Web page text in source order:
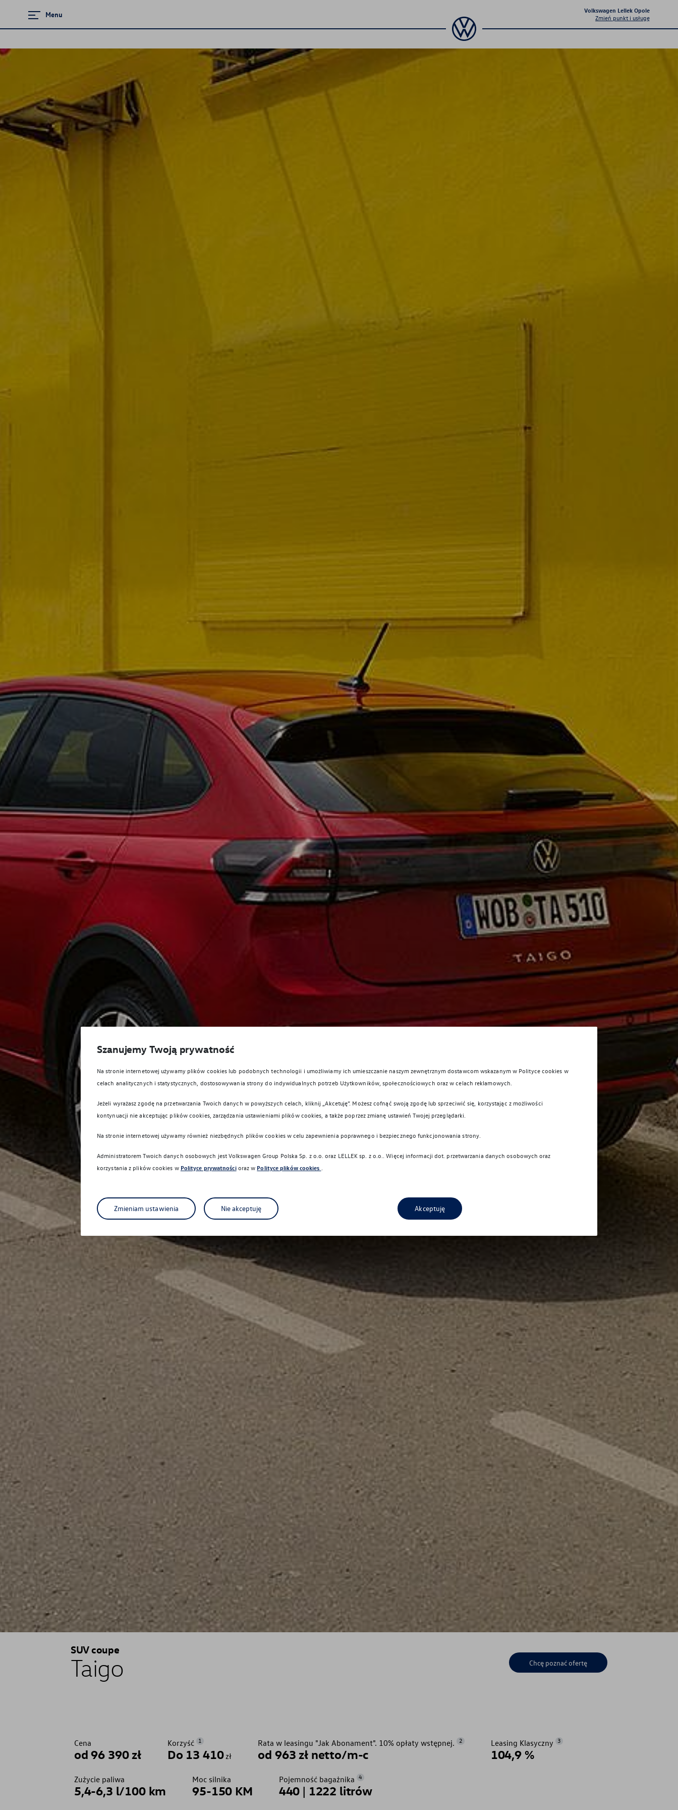
Menu
Volkswagen Lellek Opole
Zmień punkt i usługę
Promocje i aktualności
Modele osobowe
Finansowanie
Ubezpieczenia
SUV coupe
Taigo Chcę poznać ofertę
Cena
od 96 390 zł
Korzyść 1
Do 13 410 zł
Rata w leasingu "Jak Abonament". 10% opłaty wstępnej. 2
od 963 zł netto/m-c
Leasing Klasyczny 3
104,9 %
Zużycie paliwa
5,4-6,3 l/100 km
Moc silnika
95-150 KM
Pojemność bagażnika 4
440 | 1222 litrów
Szanujemy Twoją prywatność
Na stronie internetowej używamy plików cookies lub podobnych technologii i umożliwiamy ich umieszczanie naszym zewnętrznym dostawcom wskazanym w Polityce cookies w
celach analitycznych i statystycznych, dostosowywania strony do indywidualnych potrzeb Użytkowników, społecznościowych oraz w celach reklamowych.
Jeżeli wyrażasz zgodę na przetwarzania Twoich danych w powyższych celach, kliknij „Akcetuję”. Możesz cofnąć swoją zgodę lub sprzeciwić się, korzystając z możliwości
kontynuacji nie akceptując plików cookies, zarządzania ustawieniami plików cookies, a także poprzez zmianę ustawień Twojej przeglądarki.
Na stronie internetowej używamy również niezbędnych plików cookies w celu zapewnienia poprawnego i bezpiecznego funkcjonowania strony.
Administratorem Twoich danych osobowych jest Volkswagen Group Polska Sp. z o.o. oraz LELLEK sp. z o.o.. Więcej informacji dot. przetwarzania danych osobowych oraz
korzystania z plików cookies w Polityce prywatnościoraz w Polityce plików cookies .
Zmieniam ustawienia Nie akceptuję Akceptuję